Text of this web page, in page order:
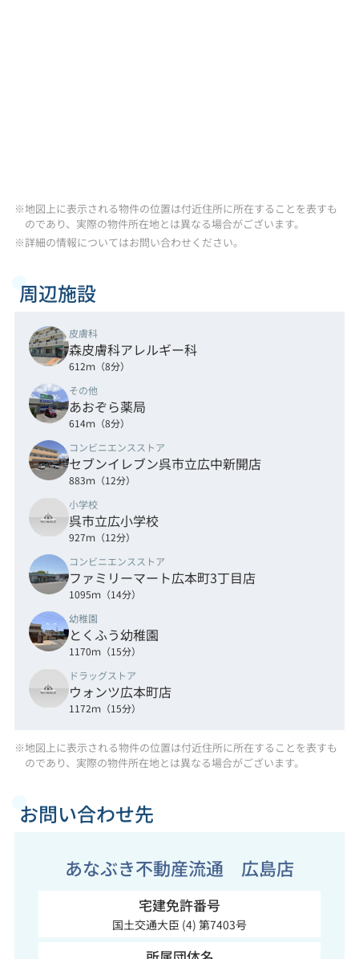
※地図上に表示される物件の位置は付近住所に所在することを表すも
のであり、実際の物件所在地とは異なる場合がございます。
※詳細の情報についてはお問い合わせください。
周辺施設
皮膚科
森皮膚科アレルギー科
612ｍ（8分）
その他
あおぞら薬局
614ｍ（8分）
コンビニエンスストア
セブンイレブン呉市立広中新開店
883ｍ（12分）
小学校
呉市立広小学校
927ｍ（12分）
コンビニエンスストア
ファミリーマート広本町3丁目店
1095ｍ（14分）
幼稚園
とくふう幼稚園
1170ｍ（15分）
ドラッグストア
ウォンツ広本町店
1172ｍ（15分）
※地図上に表示される物件の位置は付近住所に所在することを表すも
のであり、実際の物件所在地とは異なる場合がございます。
お問い合わせ先
あなぶき不動産流通 広島店
宅建免許番号
国土交通大臣 (4) 第7403号